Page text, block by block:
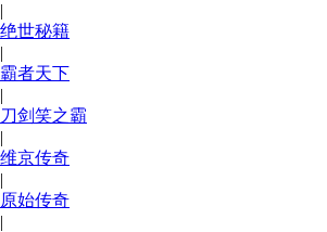
|
绝世秘籍
|
霸者天下
|
刀剑笑之霸
|
维京传奇
|
原始传奇
|